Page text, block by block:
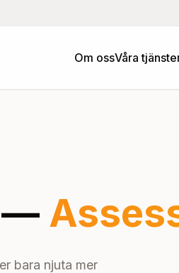
Om ossVåra
—
bara njuta mer